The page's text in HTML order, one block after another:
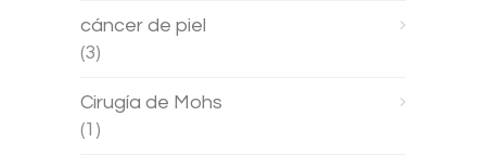
cáncer de piel
(3)
Cirugía de Mohs
(1)